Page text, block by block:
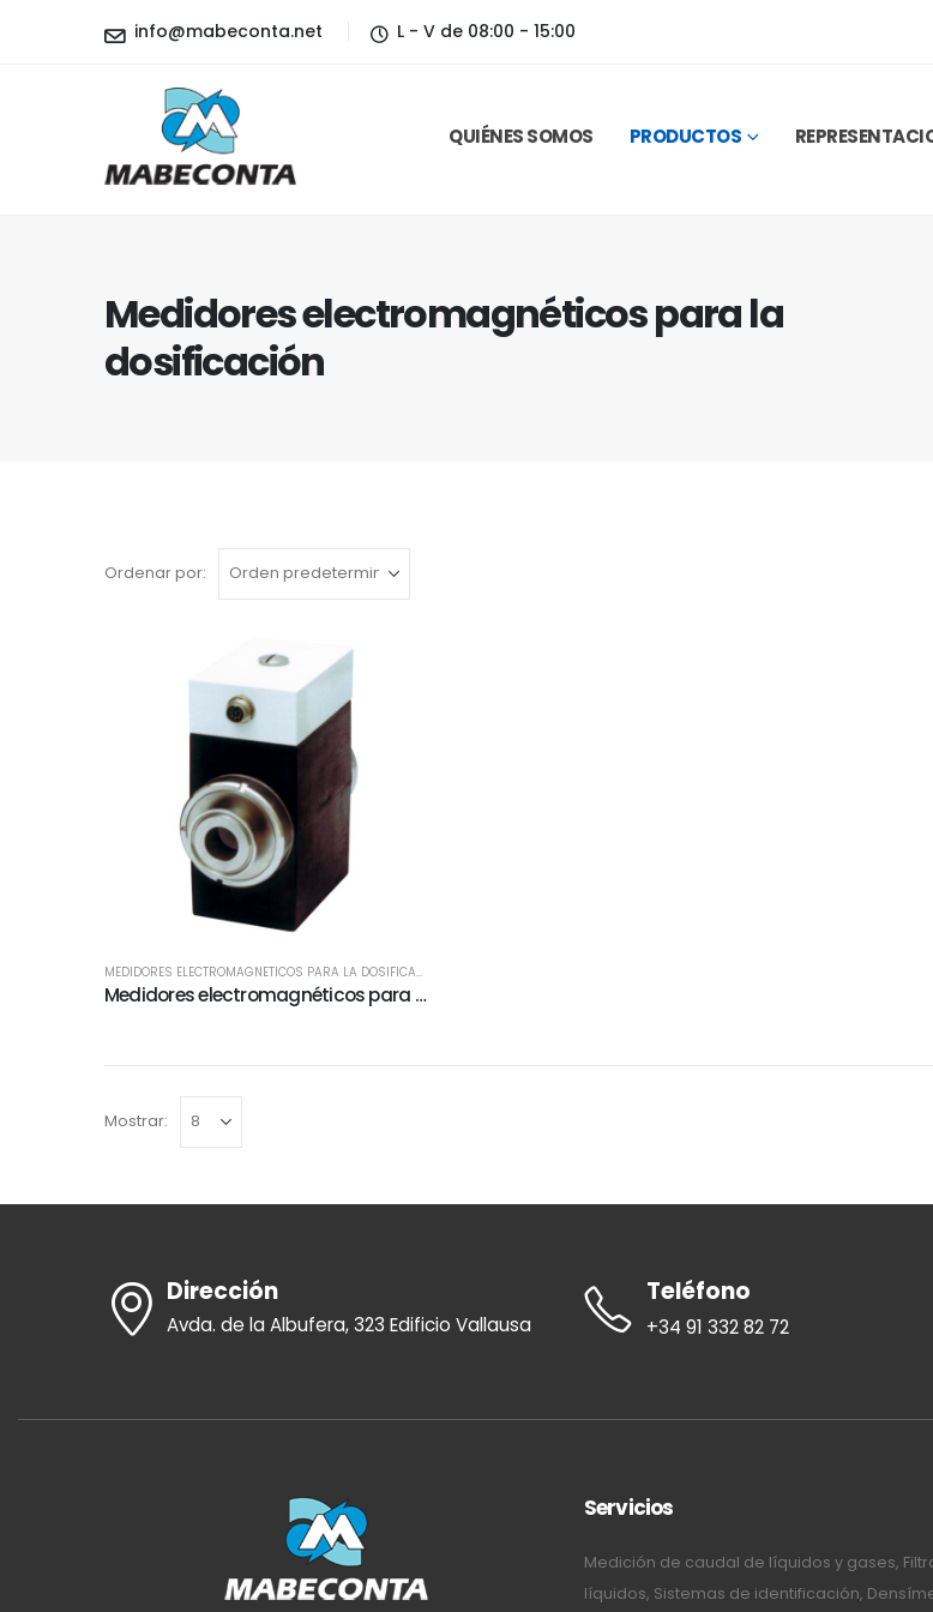
info@mabeconta.net L - V de 08:00 - 15:00
QUIÉNES SOMOS PRODUCTOS
Medidores electromagnéticos para la
dosificación
Ordenar por:
Medidores electromagnéticos para la dosificación de Mabeconta – Bopp & Reuther. Específicos para productos alimenticios.
Mostrar:
Dirección
Avda. de la Albufera, 323 Edificio Vallausa
Teléfono
+34 91 332 82 72
Servicios
Medición de caudal de líquidos y gases,
líquidos, Sistemas de identificación,